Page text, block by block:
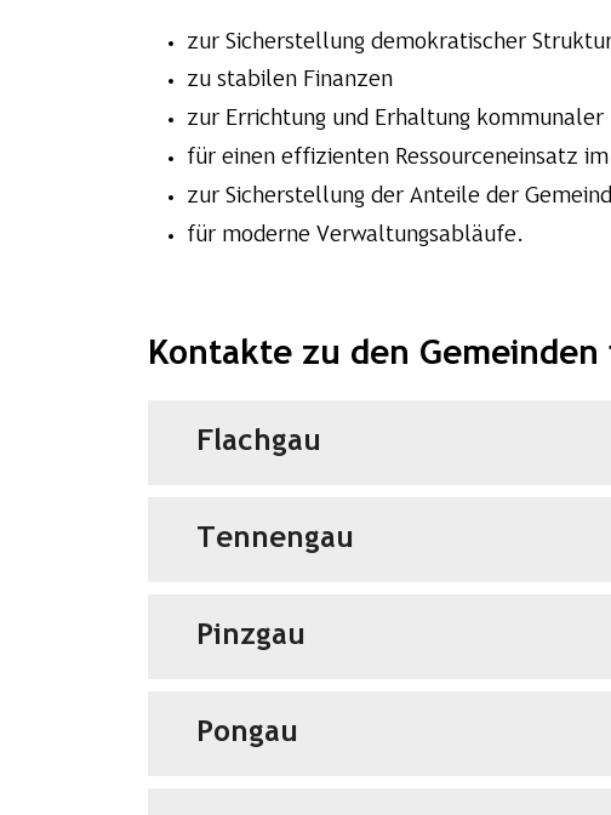
zur Sicherstellung demokratischer
zu stabilen Finanzen
zur Errichtung und Erhaltung
für einen effizienten Ressourceneinsatz
zur Sicherstellung der Anteile der
für moderne Verwaltungsabläufe.
Kontakte zu den Gemeinden
Flachgau
Tennengau
Pinzgau
Pongau